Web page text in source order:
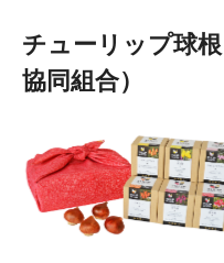
チューリップ球
協同組合）